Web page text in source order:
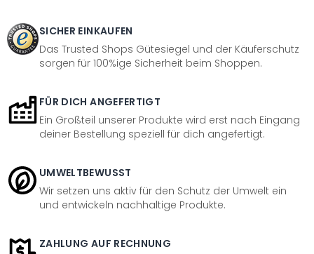
SICHER EINKAUFEN
Das Trusted Shops Gütesiegel und der Käuferschutz
sorgen für 100%ige Sicherheit beim Shoppen.
FÜR DICH ANGEFERTIGT
Ein Großteil unserer Produkte wird erst nach Eingang
deiner Bestellung speziell für dich angefertigt.
UMWELTBEWUSST
Wir setzen uns aktiv für den Schutz der Umwelt ein
und entwickeln nachhaltige Produkte.
ZAHLUNG AUF RECHNUNG